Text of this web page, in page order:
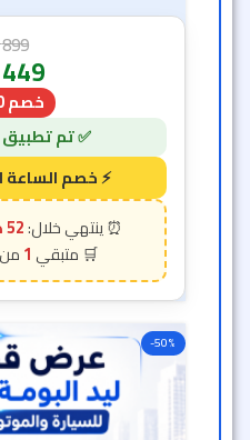
899
449
خصم 50% 🔥
52 دقيقة و 23 ثانية
1
-50%